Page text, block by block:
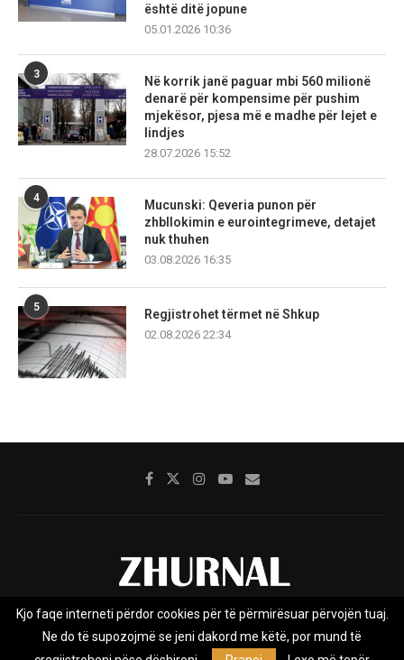
është ditë jopune
05.01.2026 10:36
3
Në korrik janë paguar mbi 560 milionë
denarë për kompensime për pushim
mjekësor, pjesa më e madhe për lejet e
lindjes
28.07.2026 15:52
4
Mucunski: Qeveria punon për
zhbllokimin e eurointegrimeve, detajet
nuk thuhen
03.08.2026 16:35
5
Regjistrohet tërmet në Shkup
02.08.2026 22:34
Rreth nesh Impresumi Marketing
Privacy Policy
Kjo faqe interneti përdor cookies për të përmirësuar përvojën tuaj.
Ne do të supozojmë se jeni dakord me këtë, por mund të